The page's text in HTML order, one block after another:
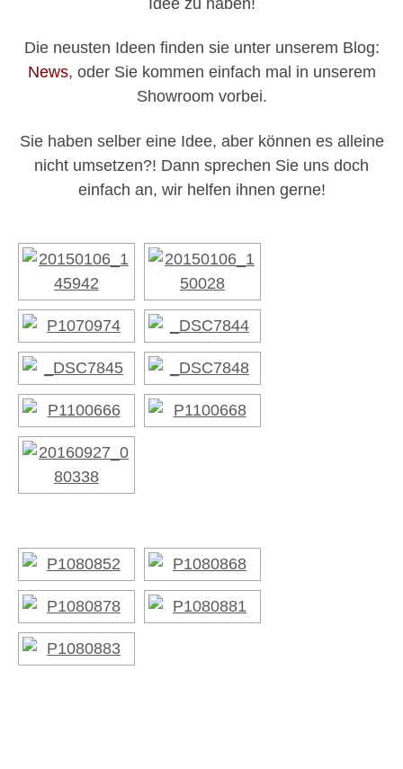
Die neusten Ideen finden sie unter unserem Blog:
News, oder Sie kommen einfach mal in unserem
Showroom vorbei.
Sie haben selber eine Idee, aber können es alleine
nicht umsetzen?! Dann sprechen Sie uns doch
einfach an, wir helfen ihnen gerne!